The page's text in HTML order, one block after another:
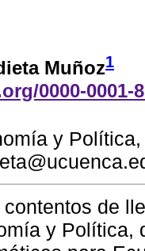
Muñoz1
0000-0001-
y
de
y Política,